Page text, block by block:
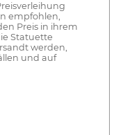
empfohlen,
Preis in ihrem
Statuette
werden,
und auf